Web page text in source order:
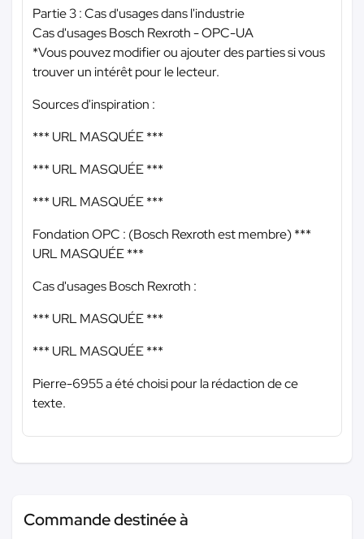
Partie 3 : Cas d'usages dans l'industrie
Cas d'usages Bosch Rexroth - OPC-UA
*Vous pouvez modifier ou ajouter des parties si vous
trouver un intérêt pour le lecteur.
Sources d'inspiration :
*** URL MASQUÉE ***
*** URL MASQUÉE ***
*** URL MASQUÉE ***
Fondation OPC : (Bosch Rexroth est membre)***
URL MASQUÉE ***
Cas d'usages Bosch Rexroth :
*** URL MASQUÉE ***
*** URL MASQUÉE ***
Pierre-6955 a été choisi pour la rédaction de ce
texte.
Commande destinée à